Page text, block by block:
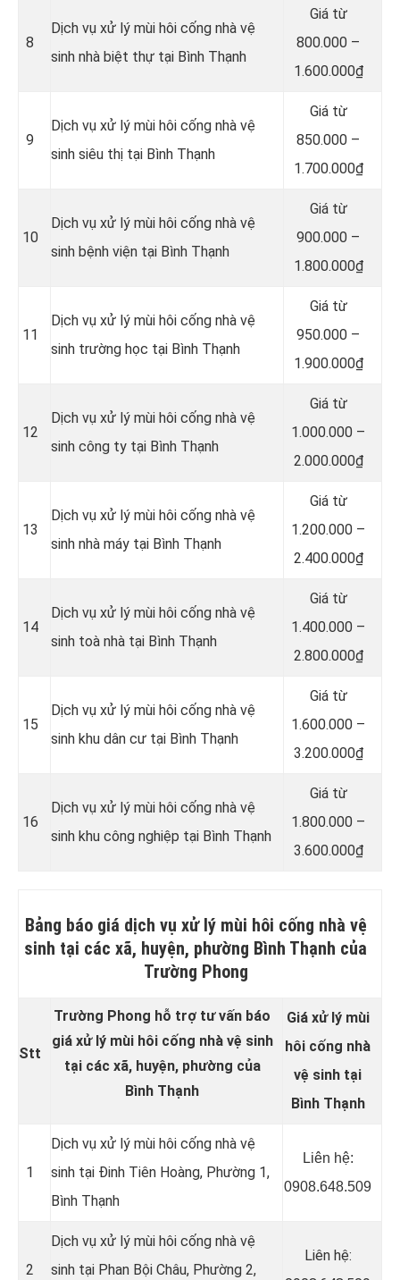
8
Dịch vụ xử lý mùi hôi cống nhà vệ
sinh nhà biệt thự tại Bình Thạnh
Giá từ
800.000 –
1.600.000₫
9
Dịch vụ xử lý mùi hôi cống nhà vệ
sinh siêu thị tại Bình Thạnh
Giá từ
850.000 –
1.700.000₫
10
Dịch vụ xử lý mùi hôi cống nhà vệ
sinh bệnh viện tại Bình Thạnh
Giá từ
900.000 –
1.800.000₫
11
Dịch vụ xử lý mùi hôi cống nhà vệ
sinh trường học tại Bình Thạnh
Giá từ
950.000 –
1.900.000₫
12
Dịch vụ xử lý mùi hôi cống nhà vệ
sinh công ty tại Bình Thạnh
Giá từ
1.000.000 –
2.000.000₫
13
Dịch vụ xử lý mùi hôi cống nhà vệ
sinh nhà máy tại Bình Thạnh
Giá từ
1.200.000 –
2.400.000₫
14
Dịch vụ xử lý mùi hôi cống nhà vệ
sinh toà nhà tại Bình Thạnh
Giá từ
1.400.000 –
2.800.000₫
15
Dịch vụ xử lý mùi hôi cống nhà vệ
sinh khu dân cư tại Bình Thạnh
Giá từ
1.600.000 –
3.200.000₫
16
Dịch vụ xử lý mùi hôi cống nhà vệ
sinh khu công nghiệp tại Bình Thạnh
Giá từ
1.800.000 –
3.600.000₫
Bảng báo giá dịch vụ xử lý mùi hôi cống nhà vệ
sinh tại các xã, huyện, phường Bình Thạnh của
Trường Phong
Stt
Trường Phong hỗ trợ tư vấn báo
giá xử lý mùi hôi cống nhà vệ sinh
tại các xã, huyện, phường của
Bình Thạnh
Giá xử lý mùi
hôi cống nhà
vệ sinh tại
Bình Thạnh
1
Dịch vụ xử lý mùi hôi cống nhà vệ
sinh tại Đinh Tiên Hoàng, Phường 1,
Bình Thạnh
Liên hệ:
0908.648.509
2
Dịch vụ xử lý mùi hôi cống nhà vệ
sinh tại Phan Bội Châu, Phường 2,
Liên hệ: